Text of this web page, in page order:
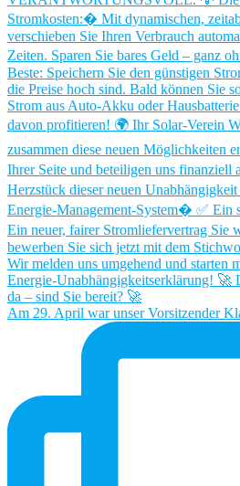
Am 29. April war unser Vorsitzender